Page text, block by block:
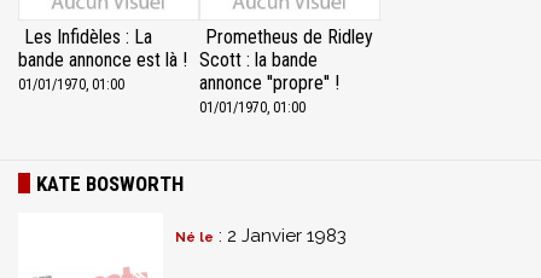
Les Infidèles : La
bande annonce est là !
01/01/1970, 01:00
Prometheus de Ridley
Scott : la bande
annonce ''propre'' !
01/01/1970, 01:00
KATE BOSWORTH
Né le : 2 Janvier 1983